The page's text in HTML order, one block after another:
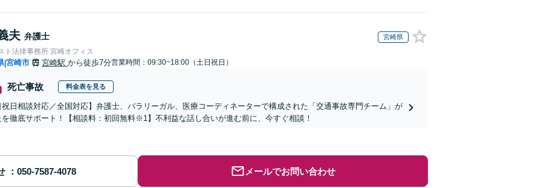
夫 弁護士 宮崎県
ト法律事務所 宮崎オフィス
|宮崎市 宮崎駅 から徒歩7分営業時間：09:30~18:00（土日祝日）
死亡事故 料金表を見る
祝日相談対応／全国対応】弁護士、パラリーガル、医療コーディネーターで構成された「交通事故専門チーム」が
を徹底サポート！【相談料：初回無料※1】不利益な話し合いが進む前に、今すぐ相談！
メールでお問い合わせ